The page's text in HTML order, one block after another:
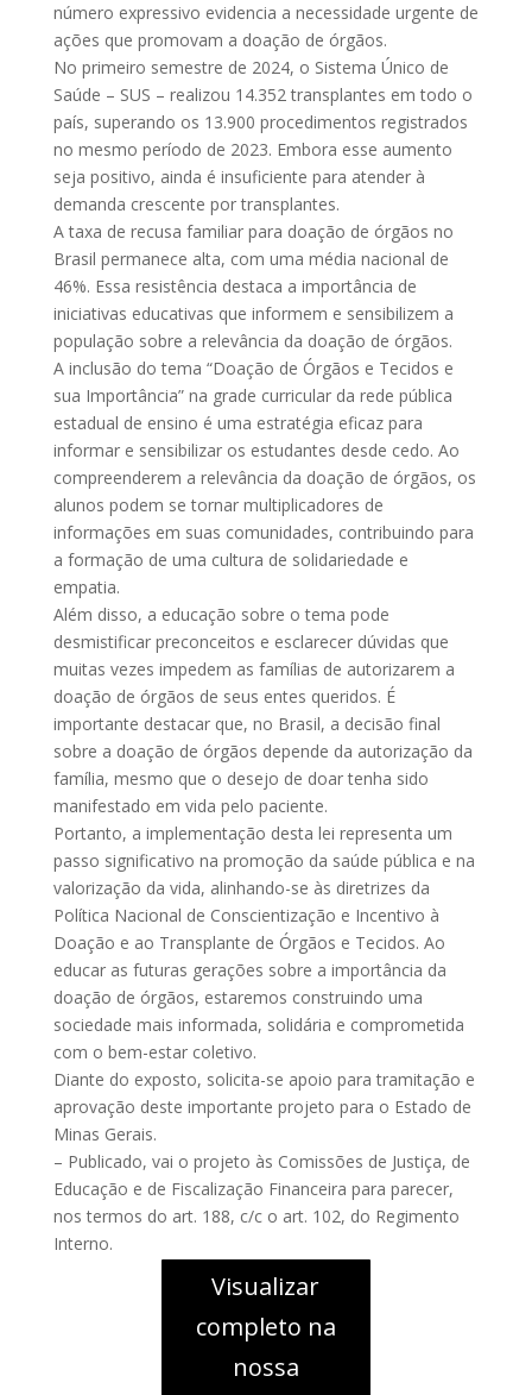
número expressivo evidencia a necessidade urgente de
ações que promovam a doação de órgãos.
No primeiro semestre de 2024, o Sistema Único de
Saúde – SUS – realizou 14.352 transplantes em todo o
país, superando os 13.900 procedimentos registrados
no mesmo período de 2023. Embora esse aumento
seja positivo, ainda é insuficiente para atender à
demanda crescente por transplantes.
A taxa de recusa familiar para doação de órgãos no
Brasil permanece alta, com uma média nacional de
46%. Essa resistência destaca a importância de
iniciativas educativas que informem e sensibilizem a
população sobre a relevância da doação de órgãos.
A inclusão do tema “Doação de Órgãos e Tecidos e
sua Importância” na grade curricular da rede pública
estadual de ensino é uma estratégia eficaz para
informar e sensibilizar os estudantes desde cedo. Ao
compreenderem a relevância da doação de órgãos, os
alunos podem se tornar multiplicadores de
informações em suas comunidades, contribuindo para
a formação de uma cultura de solidariedade e
empatia.
Além disso, a educação sobre o tema pode
desmistificar preconceitos e esclarecer dúvidas que
muitas vezes impedem as famílias de autorizarem a
doação de órgãos de seus entes queridos. É
importante destacar que, no Brasil, a decisão final
sobre a doação de órgãos depende da autorização da
família, mesmo que o desejo de doar tenha sido
manifestado em vida pelo paciente.
Portanto, a implementação desta lei representa um
passo significativo na promoção da saúde pública e na
valorização da vida, alinhando-se às diretrizes da
Política Nacional de Conscientização e Incentivo à
Doação e ao Transplante de Órgãos e Tecidos. Ao
educar as futuras gerações sobre a importância da
doação de órgãos, estaremos construindo uma
sociedade mais informada, solidária e comprometida
com o bem-estar coletivo.
Diante do exposto, solicita-se apoio para tramitação e
aprovação deste importante projeto para o Estado de
Minas Gerais.
– Publicado, vai o projeto às Comissões de Justiça, de
Educação e de Fiscalização Financeira para parecer,
nos termos do art. 188, c/c o art. 102, do Regimento
Interno.
Visualizar
completo na
nossa